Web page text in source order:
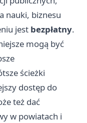
nauki, biznesu
jest bezpłatny.
mogą być
ścieżki
dostęp do
też dać
w powiatach i